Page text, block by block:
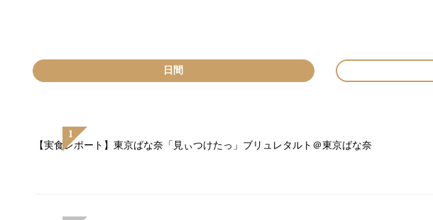
日間
【実食レポート】東京ばな奈「見ぃつけたっ」ブリュレタルト＠東京ばな奈